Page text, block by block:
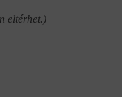
eltérhet.)